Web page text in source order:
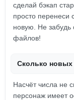
сделай бэкап
просто перенеси
новую. Не забудь
файлов!
Сколько новых
Насчёт числа не
персонаж имеет